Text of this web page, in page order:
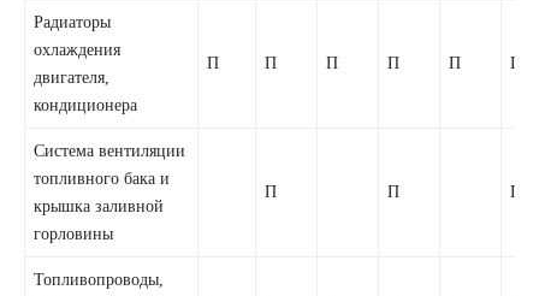
Радиаторы
охлаждения
двигателя,
кондиционера
П П П П П П
Система вентиляции
топливного бака и
крышка заливной
горловины
П П П
Топливопроводы,